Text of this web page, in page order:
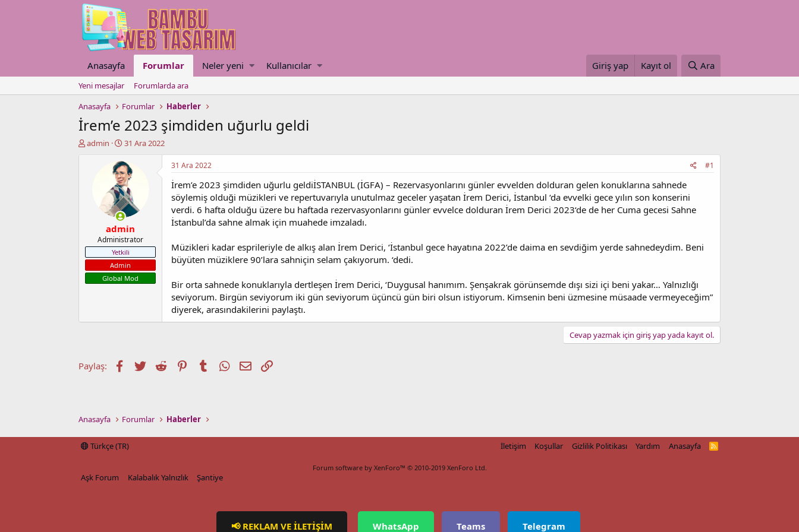
Anasayfa Forumlar Neler yeni Kullanıcılar Giriş yap Kayıt ol Ara
Yeni mesajlar
Forumlarda ara
Anasayfa
Forumlar Haberler
İrem’e 2023 şimdiden uğurlu geldi
K
a
t
a
n
admin
B
ş
l
a
n
g
ı
ç
t
a
r
i
h
31 Ara 2022
admin
Administrator
Yetkili
Admin
Global Mod
31 Ara 2022 #1
İrem’e 2023 şimdiden uğurlu geldiİSTANBUL (İGFA) – Rezervasyonlarını günler evvelden dolduran gelen konuklarına sahnede
söylemiş olduği müzikleri ve repertuvarıyla unutulmaz geceler yaşatan İrem Derici, İstanbul ‘da evvelki gece yılın son konserini
verdi. 6 hafta olduğu üzere bu haftada rezervasyonlarını günler evvelce dolduran İrem Derici 2023‘de de her Cuma gecesi Sahne
İstanbul’da sahne almak için muahede imzaladı.
Müzikleri kadar esprileriyle de alkış alan İrem Derici, ‘İstanbul gece hayatına 2022’de daima en sevdiğim yerde sahnedeydim. Beni
büyüten müziklere 90’lara sahniçin selam çakıyorum. ‘dedi.
Bir orta sahnede konuklarıyla dertleşen İrem Derici, ‘Duygusal hanımım. Şenşakrak görünsemde dışı sizi içi beni yakar… Yalnızlığı
seviyorum. Birgün seviyorum iki gün seviyorum üçüncü gün biri olsun istiyorum. Kimsenin beni üzmesine müsaade vermeyeceğim”
diyerek, arasındakilerini paylaştı.
Cevap yazmak için giriş yap yada kayıt ol.
Paylaş: Facebook
TwitterReddit PinterestTumblrWhatsApp
E-postaLink
Anasayfa Forumlar Haberler
Türkçe (TR) İletişim Koşullar Gizlilik Politikası Yardım Anasayfa
R
Forum software by XenForo™ © 2010-2019 XenForo Ltd.
Aşk Forum Kalabalık Yalnızlık Şantiye
📢 REKLAM VE İLETİŞİM WhatsApp Teams Telegram